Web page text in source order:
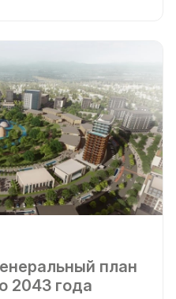
план
2043 года